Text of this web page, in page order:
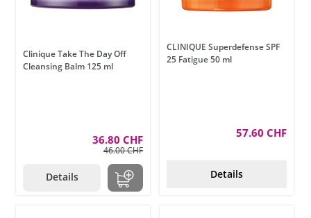
Clinique Take The Day Off
Cleansing Balm 125 ml
36.80 CHF
46.00 CHF
Details
CLINIQUE Superdefense SPF
25 Fatigue 50 ml
57.60 CHF
Details